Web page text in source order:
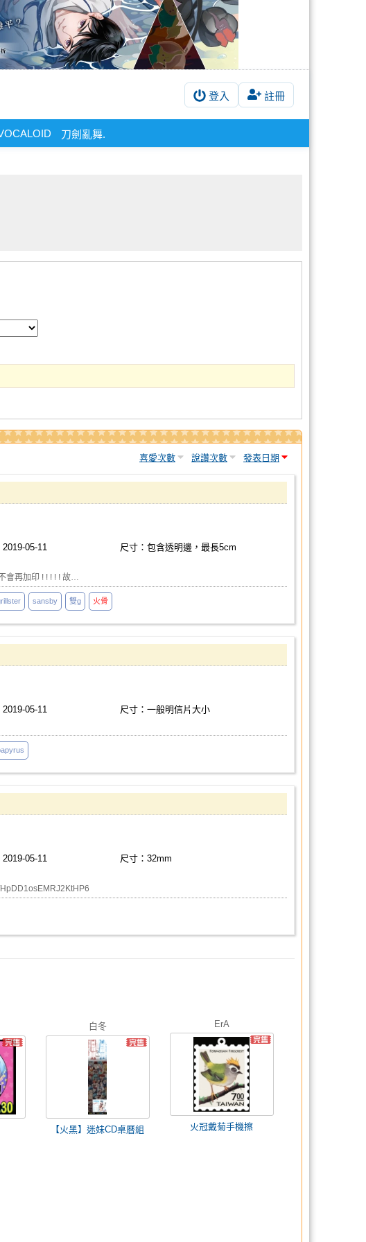
登入 註冊
刀劍亂舞.
喜愛次數 說讚次數 發表日期
05-11
尺寸：包含透明邊，最長5cm
會再加印 ! ! ! ! ! 故…
sansby 雙g 火骨
05-11 尺寸：一般明信片大小
05-11
尺寸：32mm
白冬
【火黑】迷妹CD桌曆組
ErA
火冠戴菊手機擦